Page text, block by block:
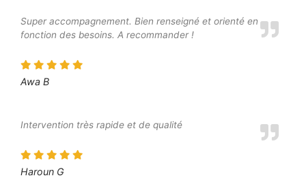
Super accompagnement. Bien renseigné et orienté en
fonction des besoins. A recommander !
Awa B
Intervention très rapide et de qualité
Haroun G